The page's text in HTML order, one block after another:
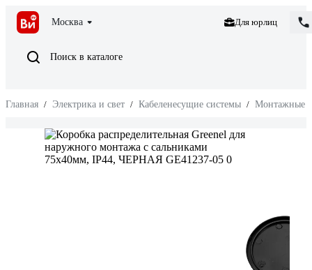
Москва Для юрлиц
Поиск в каталоге
Главная / Электрика и свет / Кабеленесущие системы / Монтажные